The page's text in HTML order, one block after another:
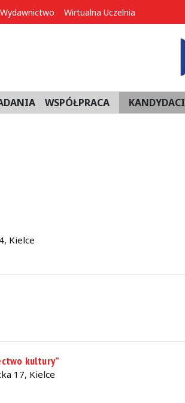
Wydawnictwo Wirtualna Uczelnia
WSPÓŁPRACA KANDYDACI
Kielce
kultury”
17, Kielce